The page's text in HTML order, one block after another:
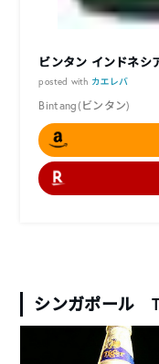
ビンタン インドネシ
posted with カエレバ
Bintang(ビンタン)
シンガポール